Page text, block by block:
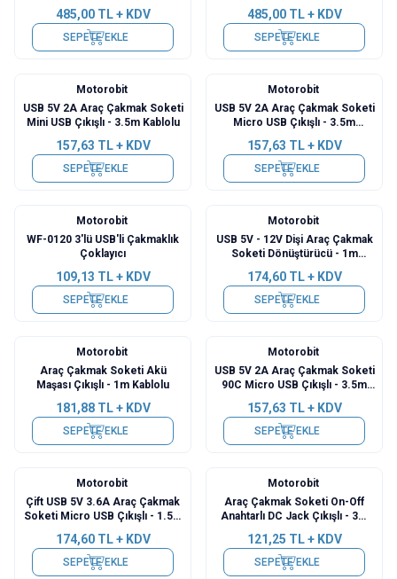
485,00TL + KDV
SEPETE EKLE
485,00TL + KDV
SEPETE EKLE
Motorobit
USB 5V 2A Araç Çakmak Soketi
Mini USB Çıkışlı - 3.5m Kablolu
157,63 TL + KDV
SEPETE EKLE
Motorobit
USB 5V 2A Araç Çakmak Soketi
Micro USB Çıkışlı - 3.5m
157,63 TL + KDV
SEPETE EKLE
Motorobit
WF-0120 3'lü USB'li Çakmaklık
Çoklayıcı
109,13 TL + KDV
SEPETE EKLE
Motorobit
USB 5V - 12V Dişi Araç Çakmak
Soketi Dönüştürücü - 1m
174,60TL + KDV
SEPETE EKLE
Motorobit
Araç Çakmak Soketi Akü
Maşası Çıkışlı - 1m Kablolu
181,88TL + KDV
SEPETE EKLE
Motorobit
USB 5V 2A Araç Çakmak Soketi
90C Micro USB Çıkışlı - 3.5m
157,63 TL + KDV
SEPETE EKLE
Motorobit
Çift USB 5V 3.6A Araç Çakmak
Soketi Micro USB Çıkışlı - 1.5m
174,60TL + KDV
SEPETE EKLE
Motorobit
Araç Çakmak Soketi On-Off
Anahtarlı DC Jack Çıkışlı - 3m
121,25 TL + KDV
SEPETE EKLE